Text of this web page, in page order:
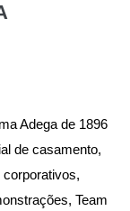
Adega de 1896
de casamento,
Team